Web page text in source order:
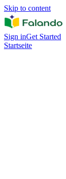
Skip to content
Sign inGet Started
Startseite